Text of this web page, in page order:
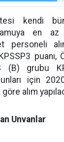
kendi
en
personeli
puanı,
(B) grubu
için
alım
Unvanlar